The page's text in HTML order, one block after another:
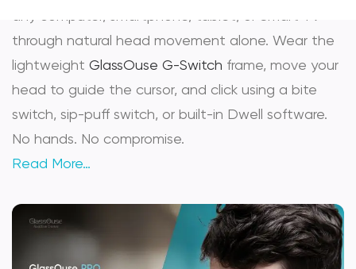
through natural head movement alone. Wear the
lightweight GlassOuse G-Switch frame, move your
head to guide the cursor, and click using a bite
switch, sip-puff switch, or built-in Dwell software.
No hands. No compromise.
Read More…